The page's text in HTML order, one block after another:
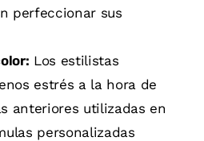
perfeccionar sus
Los estilistas
estrés a la hora de
anteriores utilizadas en
personalizadas